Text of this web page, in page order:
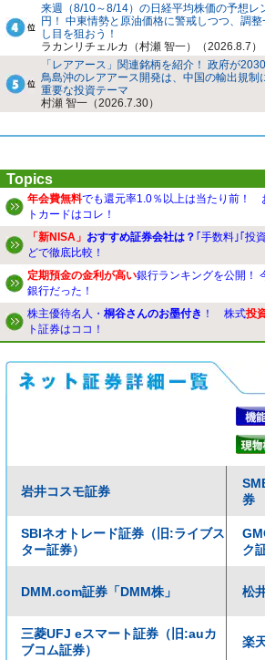
来週（8/10～8/14）の日経平均株価の予想
円！ 中東情勢と原油価格に警戒しつつ、調
し目を狙おう！
ラカンリチェルカ（村瀬 智一）（2026.8.7）
「レアアース」関連銘柄を紹介！ 政府が
鳥島沖のレアアース開発は、中国の輸出規制
重要な投資テーマ
村瀬 智一（2026.7.30）
Topics
年会費無料でも還元率1.0％以上は当たり前！
トカードはコレ！
「新NISA」 おすすめ証券会社は？ ｢手数料｣｢投
どで徹底比較！
定期預金の金利が高い銀行ランキングを公開！
銀行だった！
株主優待名人・ 桐谷さんのお墨付き ！ 株式投
ト証券はココ！
岩井コスモ証券
券
SBIネオトレード証券（旧:ライブス
ター証券）
ク
DMM.com証券「DMM株」 松
三菱UFJ eスマート証券（旧:auカ
ブコム証券）
楽